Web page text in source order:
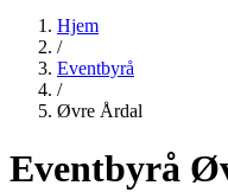
Hjem
/
Eventbyrå
/
Øvre Årdal
Eventbyrå